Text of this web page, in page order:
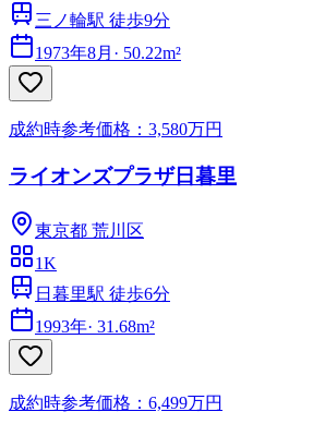
三ノ輪駅 徒歩9分
1973年8月 · 50.22m²
成約時参考価格：3,580万円
ライオンズプラザ日暮里
東京都 荒川区
1K
日暮里駅 徒歩6分
1993年· 31.68m²
成約時参考価格：6,499万円